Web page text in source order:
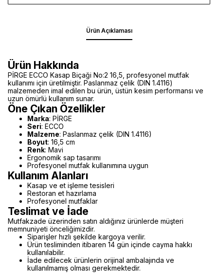
Ürün Açıklaması
Ürün Hakkında
PİRGE ECCO Kasap Biçaği No:2 16,5, profesyonel mutfak
kullanımı için üretilmiştir. Paslanmaz çelik (DIN 1.4116)
malzemeden imal edilen bu ürün, üstün kesim performansı ve
uzun ömürlü kullanım sunar.
Öne Çıkan Özellikler
Marka: PİRGE
Seri: ECCO
Malzeme: Paslanmaz çelik (DIN 1.4116)
Boyut: 16,5 cm
Renk: Mavi
Ergonomik sap tasarımı
Profesyonel mutfak kullanımına uygun
Kullanım Alanları
Kasap ve et işleme tesisleri
Restoran et hazırlama
Profesyonel mutfaklar
Teslimat ve İade
Mutfakzade üzerinden satın aldığınız ürünlerde müşteri
memnuniyeti önceliğimizdir.
Siparişler hızlı şekilde kargoya verilir.
Ürün tesliminden itibaren 14 gün içinde cayma hakkı
kullanılabilir.
İade edilecek ürünlerin orijinal ambalajında ve
kullanılmamış olması gerekmektedir.